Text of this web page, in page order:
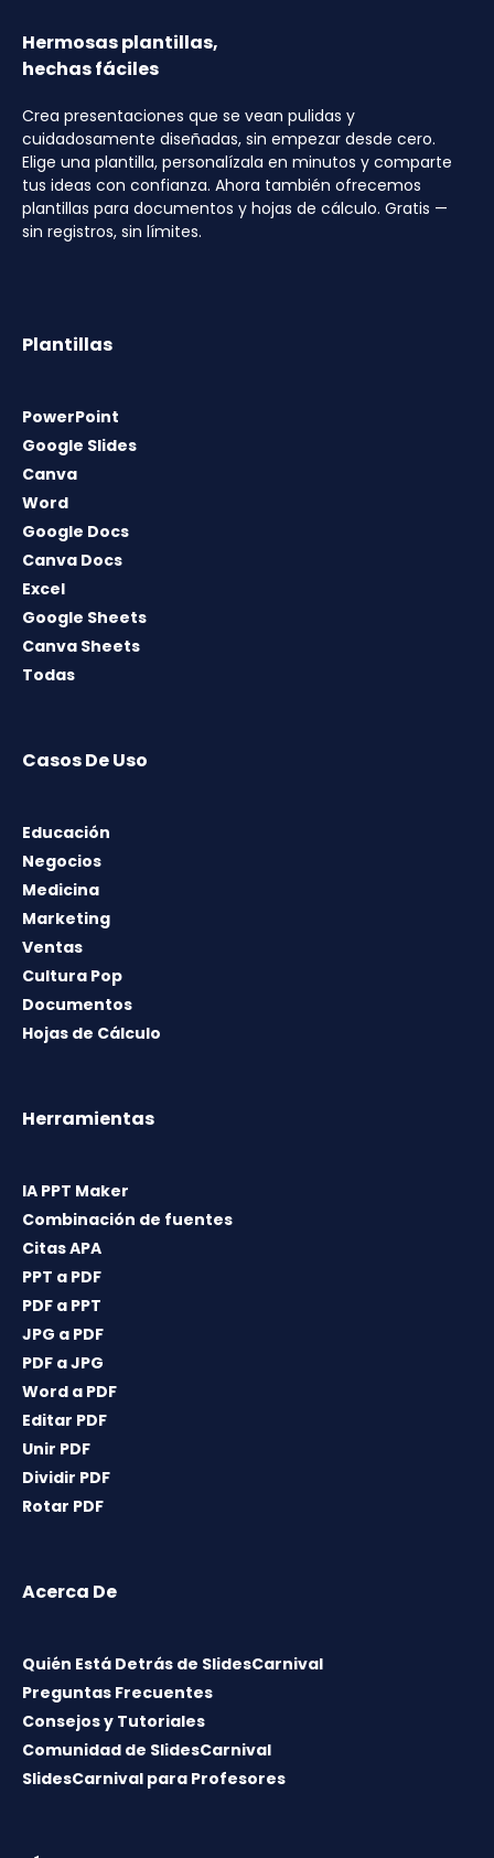
Hermosas plantillas,
hechas fáciles
Crea presentaciones que se vean pulidas y
cuidadosamente diseñadas, sin empezar desde cero.
Elige una plantilla, personalízala en minutos y comparte
tus ideas con confianza. Ahora también ofrecemos
plantillas para documentos y hojas de cálculo. Gratis —
sin registros, sin límites.
Plantillas
PowerPoint
Google Slides
Canva
Word
Google Docs
Canva Docs
Excel
Google Sheets
Canva Sheets
Todas
Casos De Uso
Educación
Negocios
Medicina
Marketing
Ventas
Cultura Pop
Documentos
Hojas de Cálculo
Herramientas
IA PPT Maker
Combinación de fuentes
Citas APA
PPT a PDF
PDF a PPT
JPG a PDF
PDF a JPG
Word a PDF
Editar PDF
Unir PDF
Dividir PDF
Rotar PDF
Acerca De
Quién Está Detrás de SlidesCarnival
Preguntas Frecuentes
Consejos y Tutoriales
Comunidad de SlidesCarnival
SlidesCarnival para Profesores